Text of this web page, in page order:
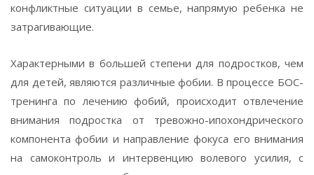
конфликтные ситуации в семье, напрямую ребенка не
затрагивающие.
Характерными в большей степени для подростков, чем
для детей, являются различные фобии. В процессе БОС-
тренинга по лечению фобий, происходит отвлечение
внимания подростка от тревожно-ипохондрического
компонента фобии и направление фокуса его внимания
на самоконтроль и интервенцию волевого усилия, с